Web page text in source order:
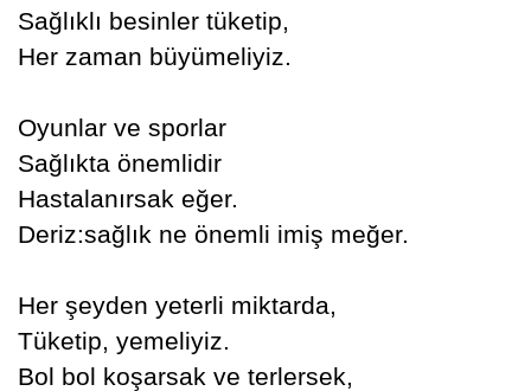
Sağlıklı besinler tüketip,
Her zaman büyümeliyiz.
Oyunlar ve sporlar
Sağlıkta önemlidir
Hastalanırsak eğer.
Deriz:sağlık ne önemli imiş meğer.
Her şeyden yeterli miktarda,
Tüketip, yemeliyiz.
Bol bol koşarsak ve terlersek,